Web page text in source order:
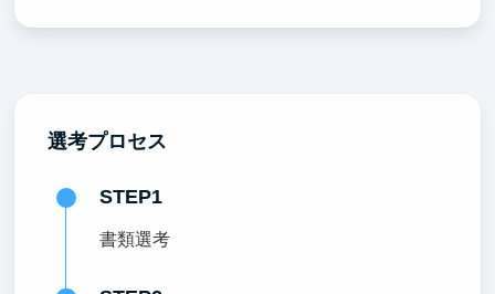
選考プロセス
STEP1
書類選考